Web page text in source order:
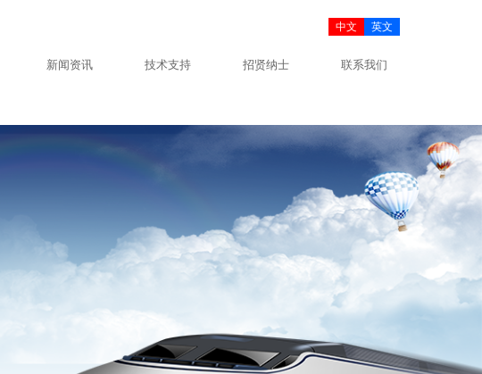
中文 英文
新闻资讯 技术支持 招贤纳士 联系我们